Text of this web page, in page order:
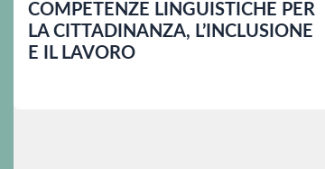
COMPETENZE LINGUISTICHE PER
LA CITTADINANZA, L’INCLUSIONE
E IL LAVORO